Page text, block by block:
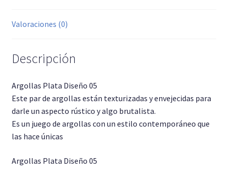
Valoraciones (0)
Descripción
Argollas Plata Diseño 05
Este par de argollas están texturizadas y envejecidas para
darle un aspecto rústico y algo brutalista.
Es un juego de argollas con un estilo contemporáneo que
las hace únicas
Argollas Plata Diseño 05